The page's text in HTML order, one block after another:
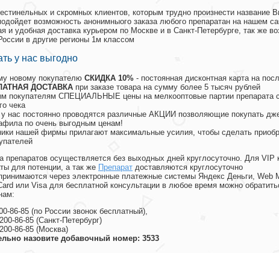
и скромных клиентов, которым трудно произнести название
возможность анонимныого заказа любого препаратан на нашем
и удобная доставка курьером по Москве и в Санкт-Петербурге, так же
в другие регионы 1м классом
у нас выгодно
новому покупателю СКИДКА 10% - постоянная дисконтная карта на
ДОСТАВКА при заказе товара на сумму более 5 тысяч рублей
покупателям СПЕЦИАЛЬНЫЕ цены на мелкооптовые партии препарата
чека
у нас постоянно проводятся различные АКЦИИ позволяющие покупать
по очень выгодным ценам!
нашей фирмы прилагают максимальные усилия, чтобы сделать
препаратов осуществляется без выходных дней круглосуточно. Для VIP
для потенции, а так же Препарат доставляются круглосуточно
через электронные платежные системы Яндекс Деньги, Web
или Visa для бесплатной консультации в любое время можно
86-85 (по России звонок бесплатный),
86-85 (Санкт-Петербург)
86-85 (Москва)
назовите добавочный номер: 3533